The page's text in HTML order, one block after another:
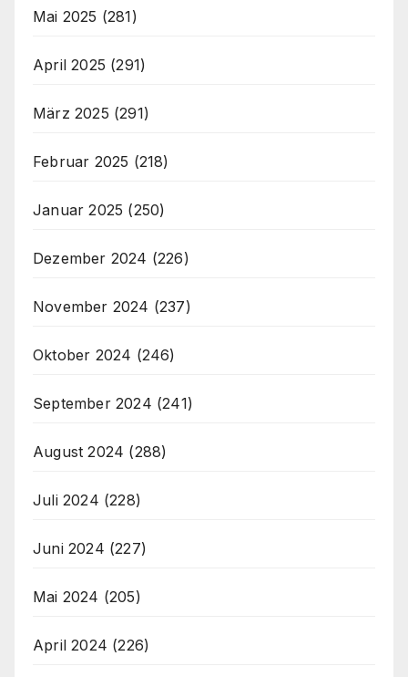
Mai 2025 (281)
April 2025 (291)
März 2025 (291)
Februar 2025 (218)
Januar 2025 (250)
Dezember 2024 (226)
November 2024 (237)
Oktober 2024 (246)
September 2024 (241)
August 2024 (288)
Juli 2024 (228)
Juni 2024 (227)
Mai 2024 (205)
April 2024 (226)